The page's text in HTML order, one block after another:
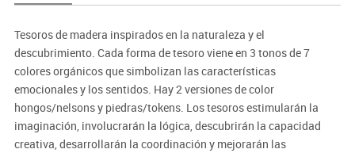
Tesoros de madera inspirados en la naturaleza y el
descubrimiento. Cada forma de tesoro viene en 3 tonos de 7
colores orgánicos que simbolizan las características
emocionales y los sentidos. Hay 2 versiones de color
hongos/nelsons y piedras/tokens. Los tesoros estimularán la
imaginación, involucrarán la lógica, descubrirán la capacidad
creativa, desarrollarán la coordinación y mejorarán las